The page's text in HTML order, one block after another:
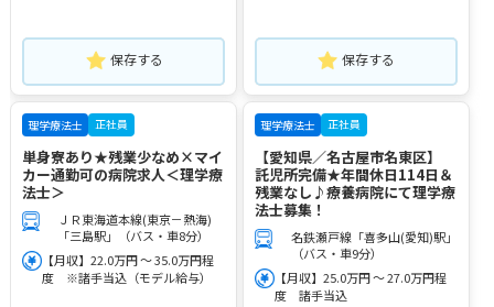
保存する 保存する
理学療法士 正社員
単身寮あり★残業少なめ×マイ
カー通勤可の病院求人＜理学療
法士＞
ＪＲ東海道本線(東京－熱海)
「三島駅」（バス・車8分）
【月収】22.0万円 ～ 35.0万円程
度 ※諸手当込（モデル給与）
理学療法士 正社員
【愛知県／名古屋市名東区】
託児所完備★年間休日114日＆
残業なし♪療養病院にて理学療
法士募集！
名鉄瀬戸線「喜多山(愛知)駅」
（バス・車9分）
【月収】25.0万円 ～ 27.0万円程
度 諸手当込